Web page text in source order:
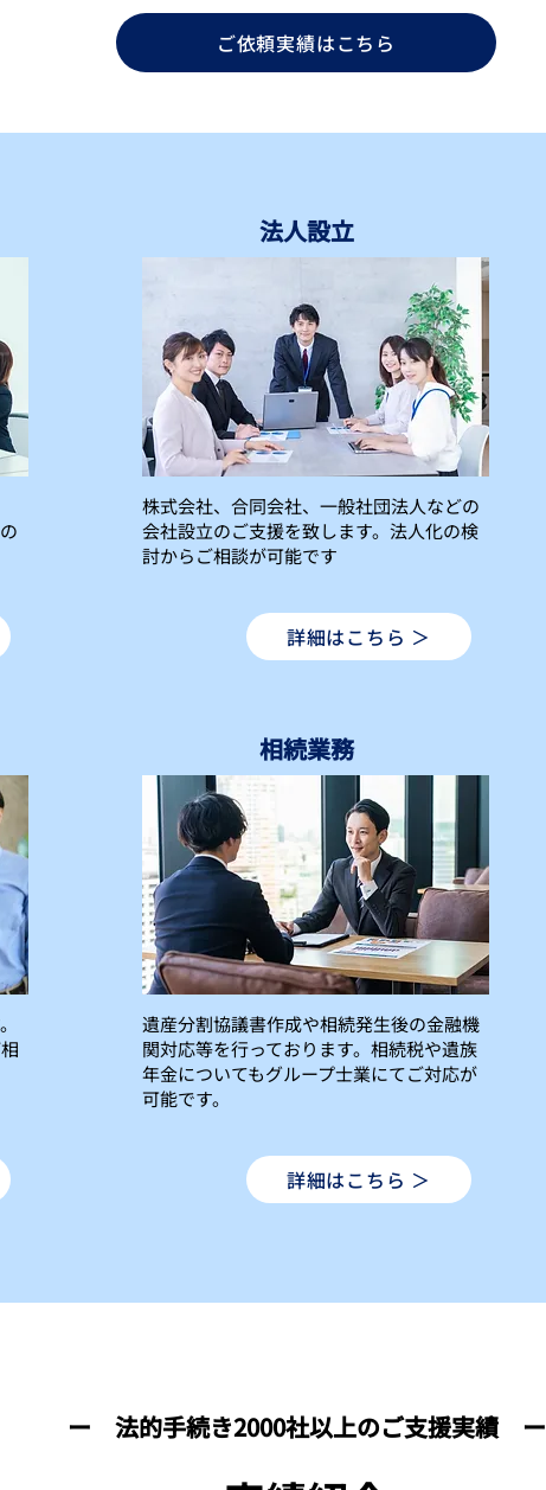
ご依頼実績はこちら
法人設立
株式会社、合同会社、一般社団法人などの
会社設立のご支援を致します。法人化の検
討からご相談が可能です
詳細はこちら ＞
相続業務
遺産分割協議書作成や相続発生後の金融機
関対応等を行っております。相続税や遺族
年金についてもグループ士業にてご対応が
可能です。
詳細はこちら ＞
ー 法的手続き2000社以上のご支援実績 ー